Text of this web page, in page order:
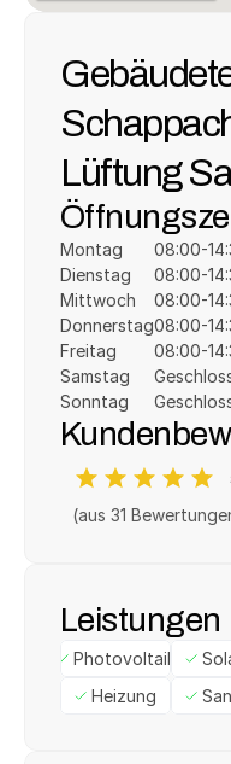
Lüftung
Montag
Dienstag
Mittwoch
Donnerstag
Freitag
Samstag
Sonntag
08:00-
08:00-
08:00-
08:00-
08:00-
(aus 31
Leistungen
Photovoltaik
Heizung